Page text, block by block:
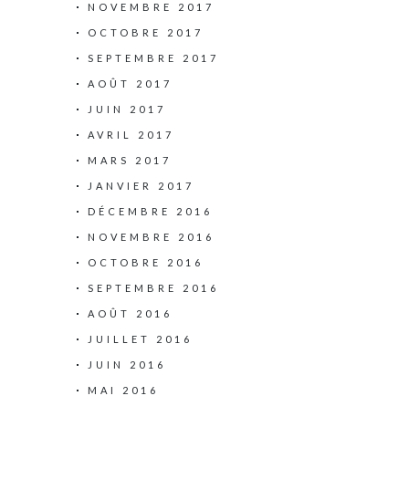
NOVEMBRE 2017
OCTOBRE 2017
SEPTEMBRE 2017
AOÛT 2017
JUIN 2017
AVRIL 2017
MARS 2017
JANVIER 2017
DÉCEMBRE 2016
NOVEMBRE 2016
OCTOBRE 2016
SEPTEMBRE 2016
AOÛT 2016
JUILLET 2016
JUIN 2016
MAI 2016